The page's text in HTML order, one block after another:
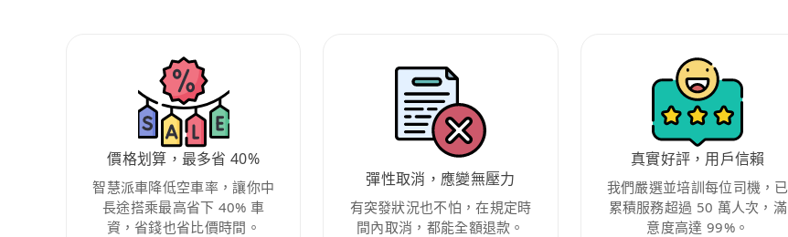
價格划算，最多省 40%
智慧派車降低空車率，讓你中
長途搭乘最高省下 40% 車
資，省錢也省比價時間。
彈性取消，應變無壓力
有突發狀況也不怕，在規定時
間內取消，都能全額退款。
真實好評，用戶信賴
我們嚴選並培訓每位司機，已
累積服務超過 50 萬人次，滿
意度高達 99%。